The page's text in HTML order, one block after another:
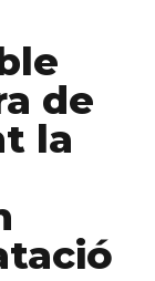
de
la